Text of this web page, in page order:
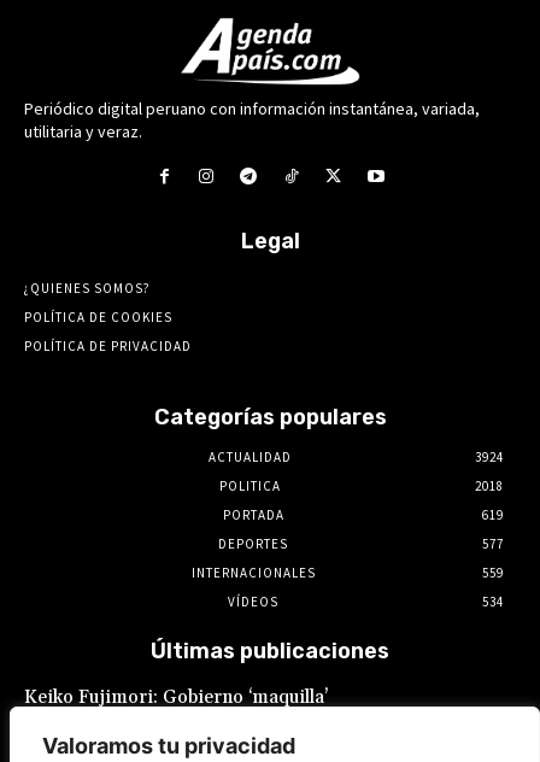
Valoramos tu privacidad
Periódico digital peruano con información instantánea, variada,
utilitaria y veraz.
Legal
¿QUIENES SOMOS?
POLÍTICA DE COOKIES
POLÍTICA DE PRIVACIDAD
Categorías populares
ACTUALIDAD
3924
POLITICA
2018
PORTADA
619
DEPORTES
577
INTERNACIONALES
559
VÍDEOS
534
Últimas publicaciones
Keiko Fujimori: Gobierno ‘maquilla’
fragmentado y feriados reacomodados